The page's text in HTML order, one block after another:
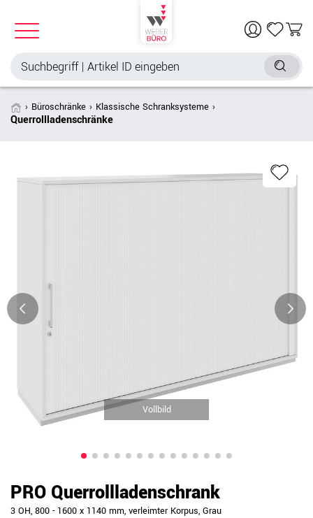
Büroschränke Klassische Schranksysteme
Querrollladenschränke
Vollbild
PRO Querrollladenschrank
3 OH, 800 - 1600 x 1140 mm, verleimter Korpus, Grau